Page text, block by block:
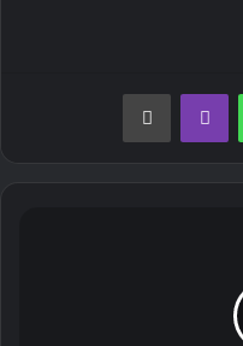
واتساب ڤايبر طباعة